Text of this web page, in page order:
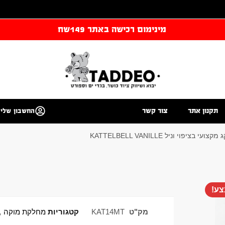
מינימום רכישה באתר 149שח
תקנון אתר צור קשר החשבון שלי
מק"ט KAT14MT קטגוריות מחלקת מוקה